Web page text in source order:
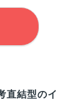
直結型のイ